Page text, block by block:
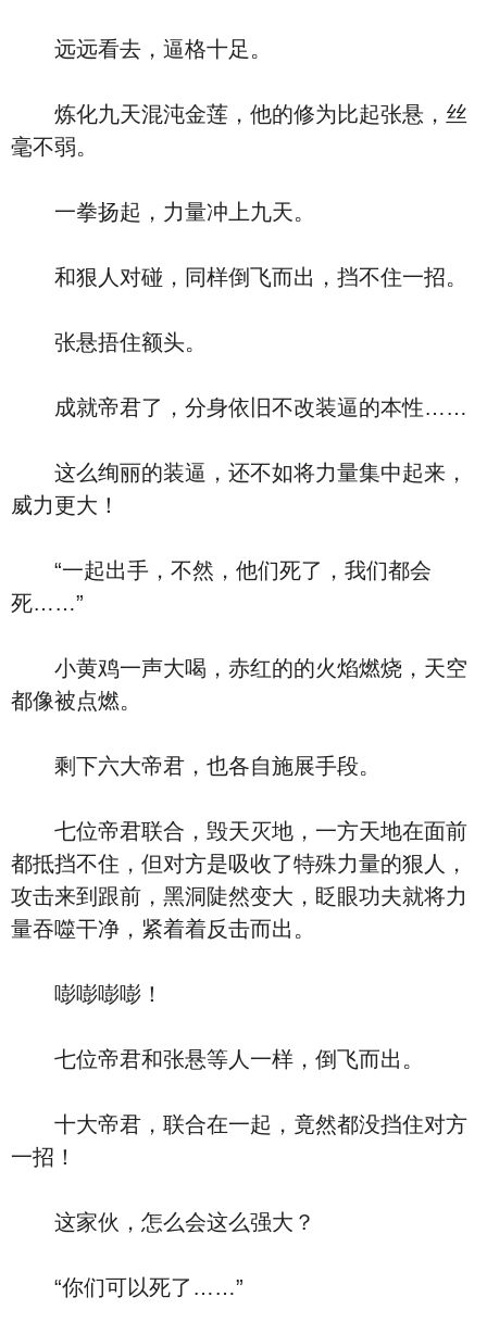
远远看去，逼格十足。
炼化九天混沌金莲，他的修为比起张悬，丝
毫不弱。
一拳扬起，力量冲上九天。
和狠人对碰，同样倒飞而出，挡不住一招。
张悬捂住额头。
成就帝君了，分身依旧不改装逼的本性……
这么绚丽的装逼，还不如将力量集中起来，
威力更大！
“一起出手，不然，他们死了，我们都会
死……”
小黄鸡一声大喝，赤红的的火焰燃烧，天空
都像被点燃。
剩下六大帝君，也各自施展手段。
七位帝君联合，毁天灭地，一方天地在面前
都抵挡不住，但对方是吸收了特殊力量的狠人，
攻击来到跟前，黑洞陡然变大，眨眼功夫就将力
量吞噬干净，紧着着反击而出。
嘭嘭嘭嘭！
七位帝君和张悬等人一样，倒飞而出。
十大帝君，联合在一起，竟然都没挡住对方
一招！
这家伙，怎么会这么强大？
“你们可以死了……”